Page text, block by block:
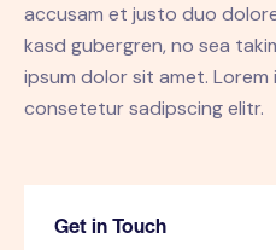
accusam et justo duo
kasd gubergren, no sea
ipsum dolor sit amet.
consetetur sadipscing elitr.
Get in Touch